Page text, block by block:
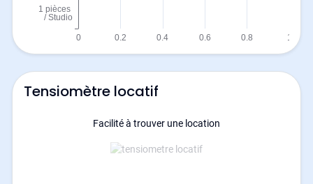
Tensiomètre locatif
Facilité à trouver une location